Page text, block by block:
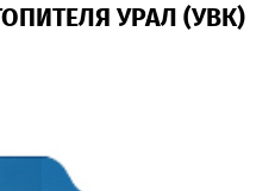
УРАЛ (УВК)